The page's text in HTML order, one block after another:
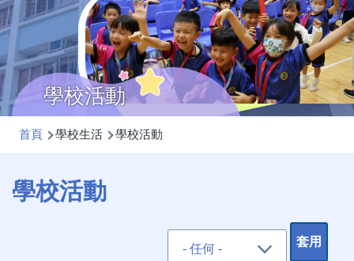
學校活動
導
連
結
首頁 學校生活 學校活動
學校活動